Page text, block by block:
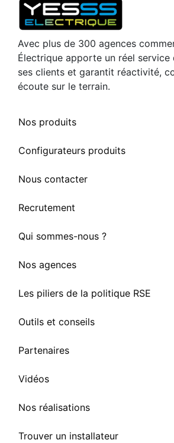
Avec plus de 300 agences
Électrique apporte un réel service
ses clients et garantit réactivité,
écoute sur le terrain.
Nos produits
Configurateurs produits
Nous contacter
Recrutement
Qui sommes-nous ?
Nos agences
Les piliers de la politique RSE
Outils et conseils
Partenaires
Vidéos
Nos réalisations
Trouver un installateur